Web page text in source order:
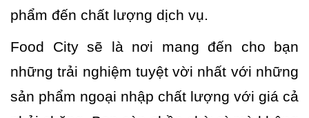
phẩm đến chất lượng dịch vụ.
Food City sẽ là nơi mang đến cho bạn
những trải nghiệm tuyệt vời nhất với những
sản phẩm ngoại nhập chất lượng với giá cả